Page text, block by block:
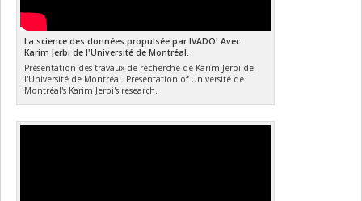
La science des données propulsée par IVADO! Avec
Karim Jerbi de l'Université de Montréal.
Présentation des travaux de recherche de Karim Jerbi de
l'Université de Montréal. Presentation of Université de
Montréal's Karim Jerbi's research.